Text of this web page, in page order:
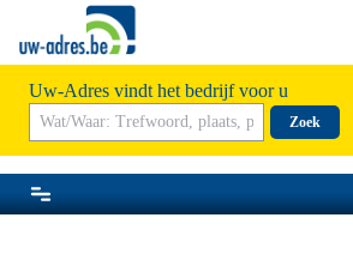
Uw-Adres vindt het bedrijf voor u
Zoek